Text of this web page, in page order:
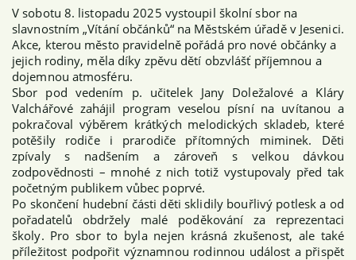
V sobotu 8. listopadu 2025 vystoupil školní sbor na
slavnostním „Vítání občánků“ na Městském úřadě v Jesenici.
Akce, kterou město pravidelně pořádá pro nové občánky a
jejich rodiny, měla díky zpěvu dětí obzvlášť příjemnou a
dojemnou atmosféru.
Sbor pod vedením p. učitelek Jany Doležalové a Kláry
Valchářové zahájil program veselou písní na uvítanou a
pokračoval výběrem krátkých melodických skladeb, které
potěšily rodiče i prarodiče přítomných miminek. Děti
zpívaly s nadšením a zároveň s velkou dávkou
zodpovědnosti – mnohé z nich totiž vystupovaly před tak
početným publikem vůbec poprvé.
Po skončení hudební části děti sklidily bouřlivý potlesk a od
pořadatelů obdržely malé poděkování za reprezentaci
školy. Pro sbor to byla nejen krásná zkušenost, ale také
příležitost podpořit významnou rodinnou událost a přispět